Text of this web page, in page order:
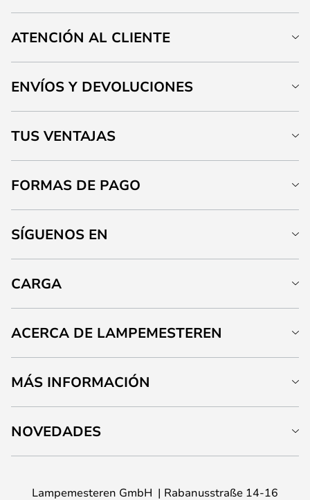
ATENCIÓN AL CLIENTE
ENVÍOS Y DEVOLUCIONES
TUS VENTAJAS
FORMAS DE PAGO
SÍGUENOS EN
CARGA
ACERCA DE LAMPEMESTEREN
MÁS INFORMACIÓN
NOVEDADES
Lampemesteren GmbH Rabanusstraße 14-16